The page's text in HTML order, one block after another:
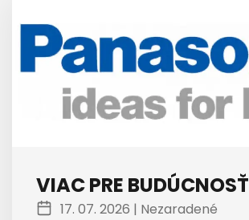
VIAC PRE BUDÚCNOSŤ
17. 07. 2026 | Nezaradené